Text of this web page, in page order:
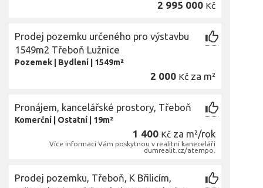
2 995 000 Kč
Prodej pozemku určeného pro výstavbu
1549m2 Třeboň Lužnice
Pozemek Bydlení 1549m²
2 000 Kč za m²
Pronájem, kancelářské prostory, Třeboň
Komerční Ostatní 19m²
1 400 Kč za m²/rok
Více informací Vám poskytnou v realitní kaneceláři
dumrealit.cz/atempo.
Prodej pozemku, Třeboň, K Břilicím,